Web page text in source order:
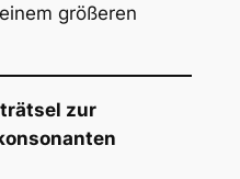
größeren
zur